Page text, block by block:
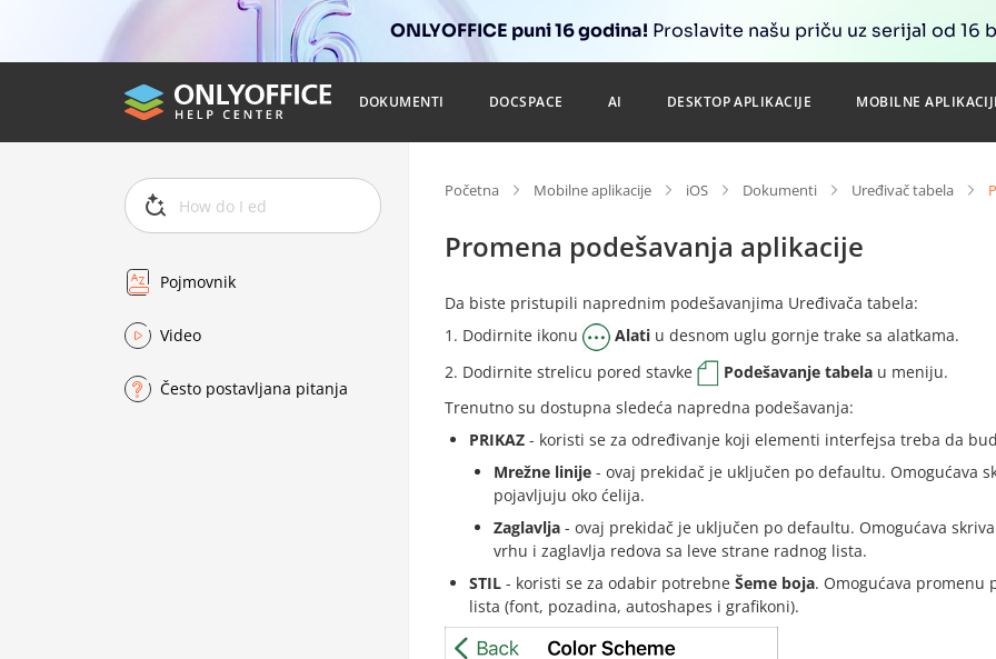
ONLYOFFICE puni 16 godina! Proslavite našu priču uz serijal od 16
DOKUMENTI DOCSPACE AI DESKTOP APLIKACIJE MOBILNE
Pojmovnik
Video
Često postavljana pitanja
Početna Mobilne aplikacije iOS Dokumenti Uređivač tabela
Promena podešavanja aplikacije
Da biste pristupili naprednim podešavanjima Uređivača tabela:
Dodirnite ikonu
Alati u desnom uglu gornje trake sa alatkama.
Dodirnite strelicu pored stavke
Podešavanje tabela u meniju.
Trenutno su dostupna sledeća napredna podešavanja:
PRIKAZ - koristi se za određivanje koji elementi interfejsa treba da
Mrežne linije - ovaj prekidač je uključen po defaultu. Omogućava
pojavljuju oko ćelija.
Zaglavlja - ovaj prekidač je uključen po defaultu. Omogućava
vrhu i zaglavlja redova sa leve strane radnog lista.
STIL - koristi se za odabir potrebne Šeme boja. Omogućava promenu
lista (font, pozadina, autoshapes i grafikoni).